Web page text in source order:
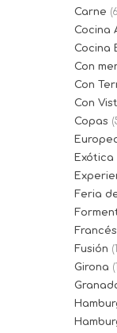
Carne
Cocina
Cocina
Con
Con
Con
Copas
Exótica
Feria
Francés
Fusión
Girona